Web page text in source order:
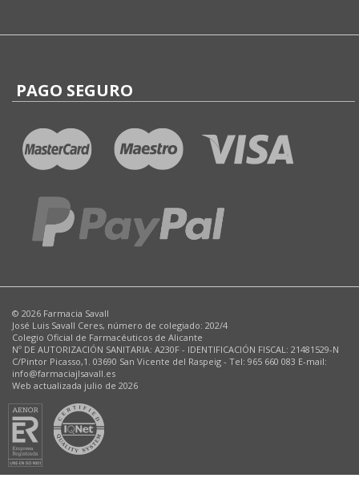
PAGO SEGURO
© 2026 Farmacia Savall
José Luis Savall Ceres, número de colegiado: 202/4
Colegio Oficial de Farmacéuticos de Alicante
Nº DE AUTORIZACIÓN SANITARIA: A230F - IDENTIFICACIÓN FISCAL: 21481529-N
C/Pintor Picasso,1. 03690 San Vicente del Raspeig - Tel: 965 660 083 E-mail:
info@farmaciajlsavall.es
Web actualizada julio de 2026